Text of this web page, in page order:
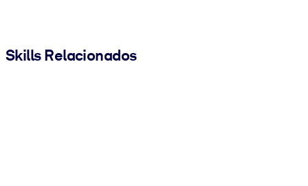
Skills Relacionados